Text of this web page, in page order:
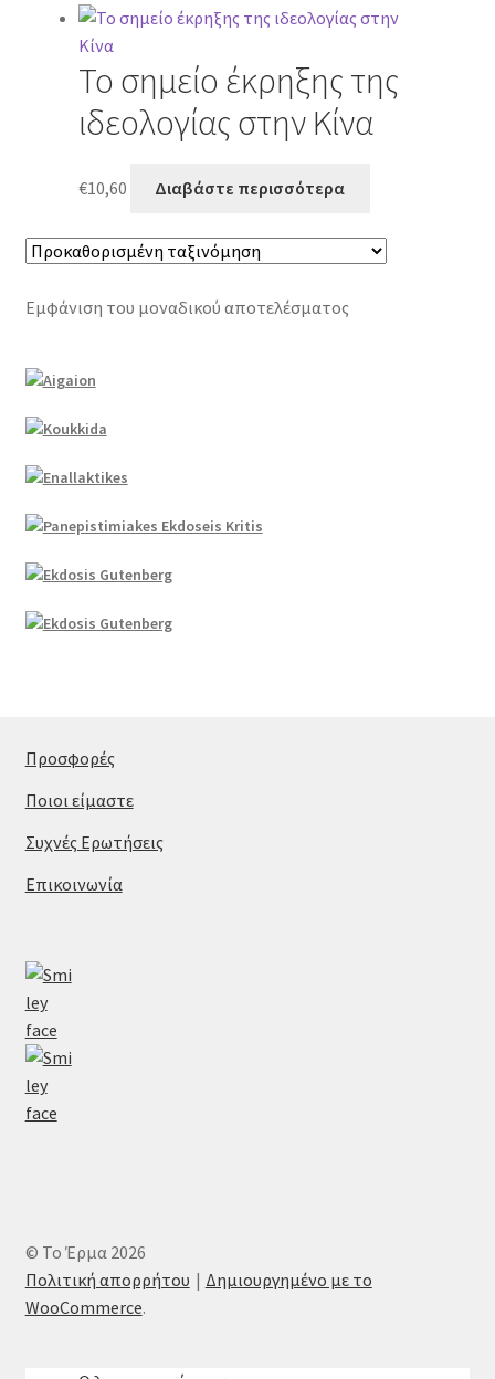
Το σημείο έκρηξης της
ιδεολογίας στην Κίνα
€10,60 Διαβάστε περισσότερα
Εμφάνιση του μοναδικού αποτελέσματος
Προσφορές
Ποιοι είμαστε
Συχνές Ερωτήσεις
Επικοινωνία
© Το Έρμα 2026
Πολιτική απορρήτου
Δημιουργημένο με το
WooCommerce.